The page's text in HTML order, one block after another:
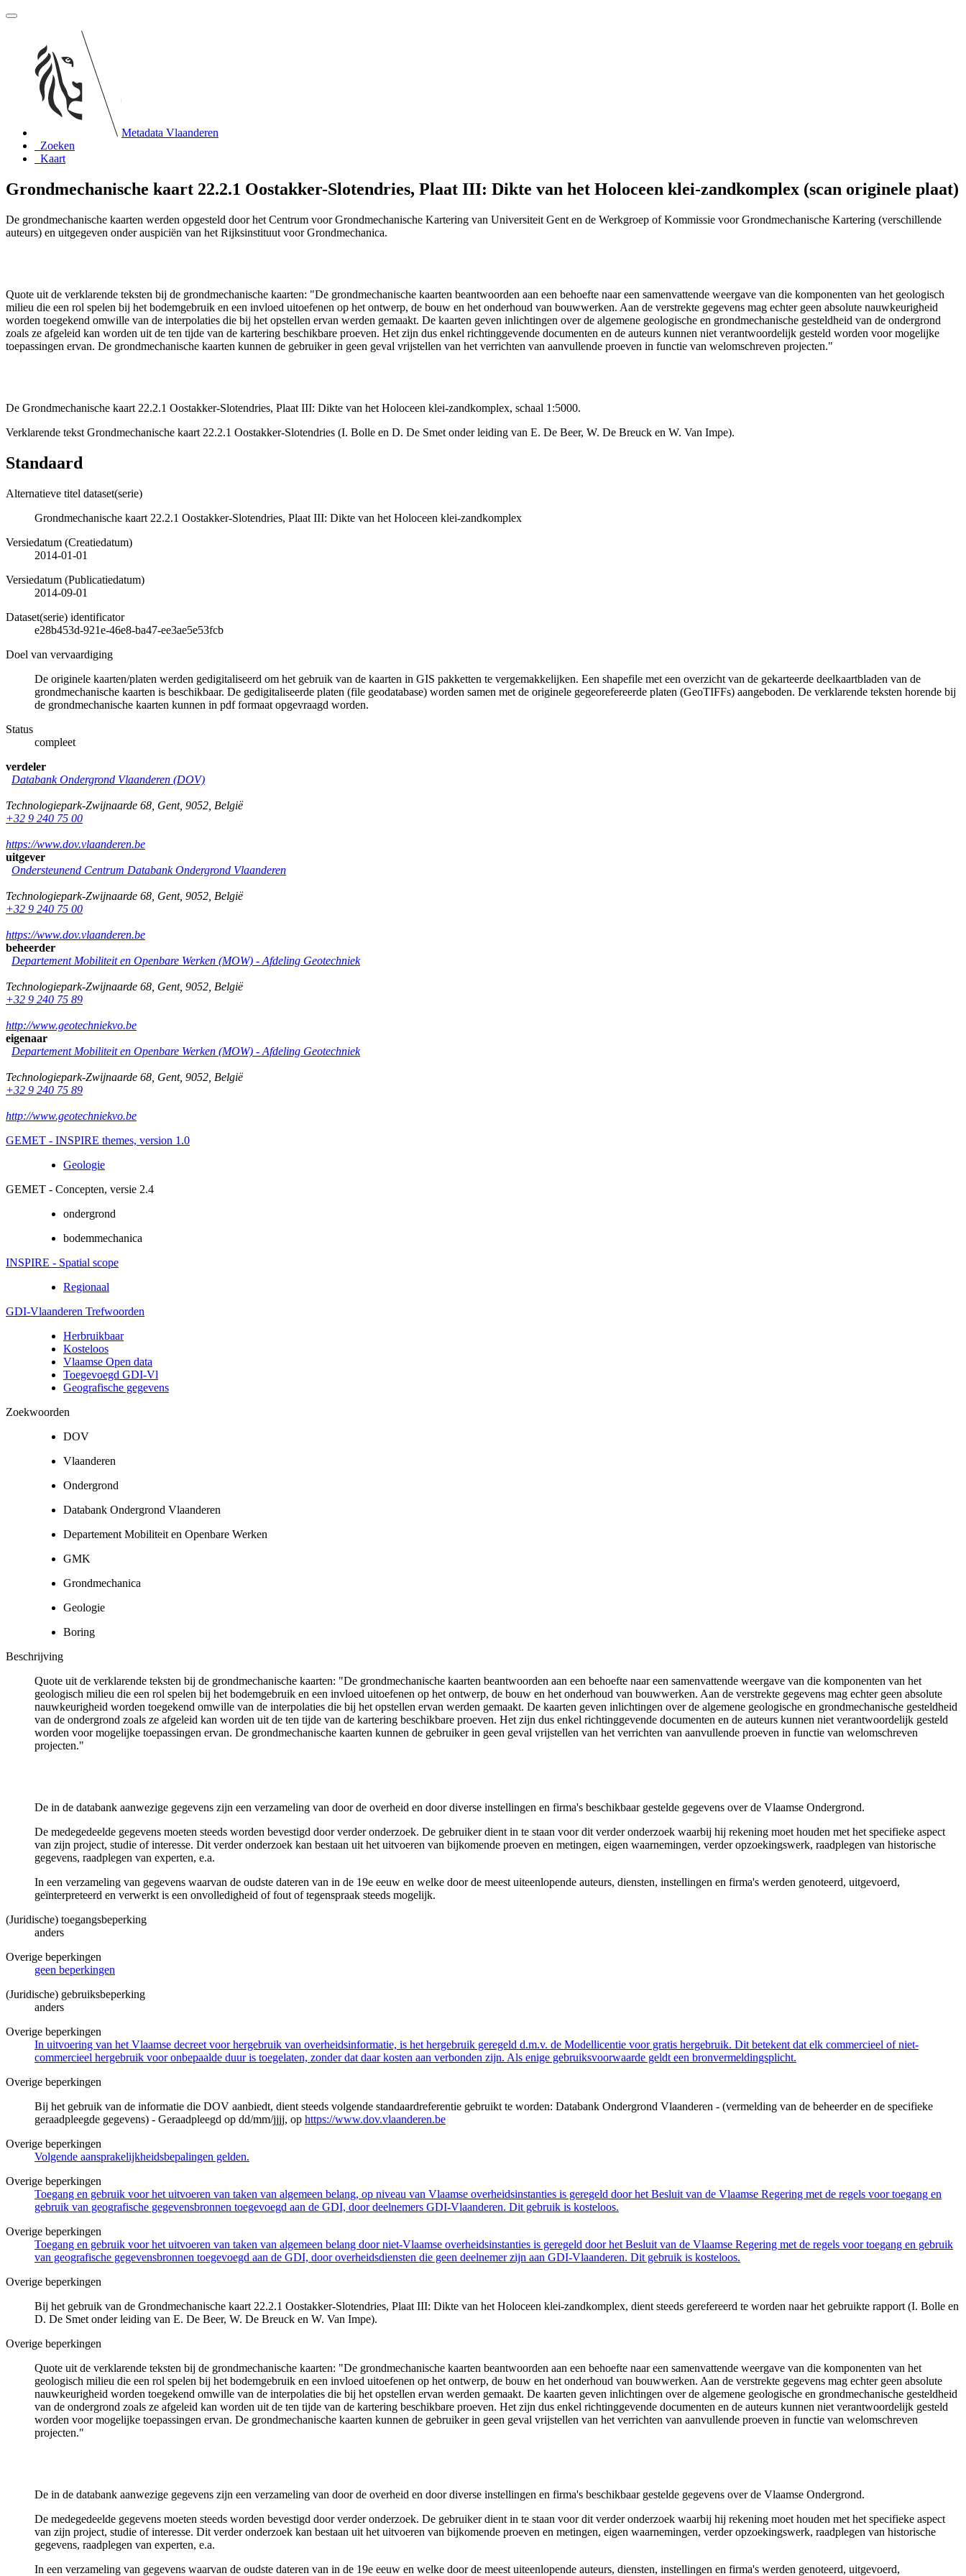
Metadata Vlaanderen
Zoeken
Kaart
Grondmechanische kaart 22.2.1 Oostakker-Slotendries, Plaat III: Dikte van het Holoceen klei-zandkomplex (scan originele plaat)
De grondmechanische kaarten werden opgesteld door het Centrum voor Grondmechanische Kartering van Universiteit Gent en de Werkgroep of Kommissie voor Grondmechanische Kartering (verschillende
auteurs) en uitgegeven onder auspiciën van het Rijksinstituut voor Grondmechanica.
Quote uit de verklarende teksten bij de grondmechanische kaarten: "De grondmechanische kaarten beantwoorden aan een behoefte naar een samenvattende weergave van die komponenten van het geologisch
milieu die een rol spelen bij het bodemgebruik en een invloed uitoefenen op het ontwerp, de bouw en het onderhoud van bouwwerken. Aan de verstrekte gegevens mag echter geen absolute nauwkeurigheid
worden toegekend omwille van de interpolaties die bij het opstellen ervan werden gemaakt. De kaarten geven inlichtingen over de algemene geologische en grondmechanische gesteldheid van de ondergrond
zoals ze afgeleid kan worden uit de ten tijde van de kartering beschikbare proeven. Het zijn dus enkel richtinggevende documenten en de auteurs kunnen niet verantwoordelijk gesteld worden voor mogelijke
toepassingen ervan. De grondmechanische kaarten kunnen de gebruiker in geen geval vrijstellen van het verrichten van aanvullende proeven in functie van welomschreven projecten."
De Grondmechanische kaart 22.2.1 Oostakker-Slotendries, Plaat III: Dikte van het Holoceen klei-zandkomplex, schaal 1:5000.
Verklarende tekst Grondmechanische kaart 22.2.1 Oostakker-Slotendries (I. Bolle en D. De Smet onder leiding van E. De Beer, W. De Breuck en W. Van Impe).
Standaard
Alternatieve titel dataset(serie)
Grondmechanische kaart 22.2.1 Oostakker-Slotendries, Plaat III: Dikte van het Holoceen klei-zandkomplex
Versiedatum (Creatiedatum)
2014-01-01
Versiedatum (Publicatiedatum)
2014-09-01
Dataset(serie) identificator
e28b453d-921e-46e8-ba47-ee3ae5e53fcb
Doel van vervaardiging
De originele kaarten/platen werden gedigitaliseerd om het gebruik van de kaarten in GIS pakketten te vergemakkelijken. Een shapefile met een overzicht van de gekarteerde deelkaartbladen van de
grondmechanische kaarten is beschikbaar. De gedigitaliseerde platen (file geodatabase) worden samen met de originele gegeorefereerde platen (GeoTIFFs) aangeboden. De verklarende teksten horende bij
de grondmechanische kaarten kunnen in pdf formaat opgevraagd worden.
Status
compleet
verdeler
Databank Ondergrond Vlaanderen (DOV)
Technologiepark-Zwijnaarde 68 Gent, 9052 België
+32 9 240 75 00
https://www.dov.vlaanderen.be
uitgever
Ondersteunend Centrum Databank Ondergrond Vlaanderen
Technologiepark-Zwijnaarde 68 Gent, 9052 België
+32 9 240 75 00
https://www.dov.vlaanderen.be
beheerder
Departement Mobiliteit en Openbare Werken (MOW) - Afdeling Geotechniek
Technologiepark-Zwijnaarde 68 Gent, 9052 België
+32 9 240 75 89
http://www.geotechniekvo.be
eigenaar
Departement Mobiliteit en Openbare Werken (MOW) - Afdeling Geotechniek
Technologiepark-Zwijnaarde 68 Gent, 9052 België
+32 9 240 75 89
http://www.geotechniekvo.be
GEMET - INSPIRE themes, version 1.0
Geologie
GEMET - Concepten, versie 2.4
ondergrond
bodemmechanica
INSPIRE - Spatial scope
Regionaal
GDI-Vlaanderen Trefwoorden
Herbruikbaar
Kosteloos
Vlaamse Open data
Toegevoegd GDI-Vl
Geografische gegevens
Zoekwoorden
DOV
Vlaanderen
Ondergrond
Databank Ondergrond Vlaanderen
Departement Mobiliteit en Openbare Werken
GMK
Grondmechanica
Geologie
Boring
Beschrijving
Quote uit de verklarende teksten bij de grondmechanische kaarten: "De grondmechanische kaarten beantwoorden aan een behoefte naar een samenvattende weergave van die komponenten van het
geologisch milieu die een rol spelen bij het bodemgebruik en een invloed uitoefenen op het ontwerp, de bouw en het onderhoud van bouwwerken. Aan de verstrekte gegevens mag echter geen absolute
nauwkeurigheid worden toegekend omwille van de interpolaties die bij het opstellen ervan werden gemaakt. De kaarten geven inlichtingen over de algemene geologische en grondmechanische gesteldheid
van de ondergrond zoals ze afgeleid kan worden uit de ten tijde van de kartering beschikbare proeven. Het zijn dus enkel richtinggevende documenten en de auteurs kunnen niet verantwoordelijk gesteld
worden voor mogelijke toepassingen ervan. De grondmechanische kaarten kunnen de gebruiker in geen geval vrijstellen van het verrichten van aanvullende proeven in functie van welomschreven
projecten."
De in de databank aanwezige gegevens zijn een verzameling van door de overheid en door diverse instellingen en firma's beschikbaar gestelde gegevens over de Vlaamse Ondergrond.
De medegedeelde gegevens moeten steeds worden bevestigd door verder onderzoek. De gebruiker dient in te staan voor dit verder onderzoek waarbij hij rekening moet houden met het specifieke aspect
van zijn project, studie of interesse. Dit verder onderzoek kan bestaan uit het uitvoeren van bijkomende proeven en metingen, eigen waarnemingen, verder opzoekingswerk, raadplegen van historische
gegevens, raadplegen van experten, e.a.
In een verzameling van gegevens waarvan de oudste dateren van in de 19e eeuw en welke door de meest uiteenlopende auteurs, diensten, instellingen en firma's werden genoteerd, uitgevoerd,
geïnterpreteerd en verwerkt is een onvolledigheid of fout of tegenspraak steeds mogelijk.
(Juridische) toegangsbeperking
anders
Overige beperkingen
geen beperkingen
(Juridische) gebruiksbeperking
anders
Overige beperkingen
In uitvoering van het Vlaamse decreet voor hergebruik van overheidsinformatie, is het hergebruik geregeld d.m.v. de Modellicentie voor gratis hergebruik. Dit betekent dat elk commercieel of niet-
commercieel hergebruik voor onbepaalde duur is toegelaten, zonder dat daar kosten aan verbonden zijn. Als enige gebruiksvoorwaarde geldt een bronvermeldingsplicht.
Overige beperkingen
Bij het gebruik van de informatie die DOV aanbiedt, dient steeds volgende standaardreferentie gebruikt te worden: Databank Ondergrond Vlaanderen - (vermelding van de beheerder en de specifieke
geraadpleegde gegevens) - Geraadpleegd op dd/mm/jjjj, op https://www.dov.vlaanderen.be
Overige beperkingen
Volgende aansprakelijkheidsbepalingen gelden.
Overige beperkingen
Toegang en gebruik voor het uitvoeren van taken van algemeen belang, op niveau van Vlaamse overheidsinstanties is geregeld door het Besluit van de Vlaamse Regering met de regels voor toegang en
gebruik van geografische gegevensbronnen toegevoegd aan de GDI, door deelnemers GDI-Vlaanderen. Dit gebruik is kosteloos.
Overige beperkingen
Toegang en gebruik voor het uitvoeren van taken van algemeen belang door niet-Vlaamse overheidsinstanties is geregeld door het Besluit van de Vlaamse Regering met de regels voor toegang en gebruik
van geografische gegevensbronnen toegevoegd aan de GDI, door overheidsdiensten die geen deelnemer zijn aan GDI-Vlaanderen. Dit gebruik is kosteloos.
Overige beperkingen
Bij het gebruik van de Grondmechanische kaart 22.2.1 Oostakker-Slotendries, Plaat III: Dikte van het Holoceen klei-zandkomplex, dient steeds gerefereerd te worden naar het gebruikte rapport (I. Bolle en
D. De Smet onder leiding van E. De Beer, W. De Breuck en W. Van Impe).
Overige beperkingen
Quote uit de verklarende teksten bij de grondmechanische kaarten: "De grondmechanische kaarten beantwoorden aan een behoefte naar een samenvattende weergave van die komponenten van het
geologisch milieu die een rol spelen bij het bodemgebruik en een invloed uitoefenen op het ontwerp, de bouw en het onderhoud van bouwwerken. Aan de verstrekte gegevens mag echter geen absolute
nauwkeurigheid worden toegekend omwille van de interpolaties die bij het opstellen ervan werden gemaakt. De kaarten geven inlichtingen over de algemene geologische en grondmechanische gesteldheid
van de ondergrond zoals ze afgeleid kan worden uit de ten tijde van de kartering beschikbare proeven. Het zijn dus enkel richtinggevende documenten en de auteurs kunnen niet verantwoordelijk gesteld
worden voor mogelijke toepassingen ervan. De grondmechanische kaarten kunnen de gebruiker in geen geval vrijstellen van het verrichten van aanvullende proeven in functie van welomschreven
projecten."
De in de databank aanwezige gegevens zijn een verzameling van door de overheid en door diverse instellingen en firma's beschikbaar gestelde gegevens over de Vlaamse Ondergrond.
De medegedeelde gegevens moeten steeds worden bevestigd door verder onderzoek. De gebruiker dient in te staan voor dit verder onderzoek waarbij hij rekening moet houden met het specifieke aspect
van zijn project, studie of interesse. Dit verder onderzoek kan bestaan uit het uitvoeren van bijkomende proeven en metingen, eigen waarnemingen, verder opzoekingswerk, raadplegen van historische
gegevens, raadplegen van experten, e.a.
In een verzameling van gegevens waarvan de oudste dateren van in de 19e eeuw en welke door de meest uiteenlopende auteurs, diensten, instellingen en firma's werden genoteerd, uitgevoerd,